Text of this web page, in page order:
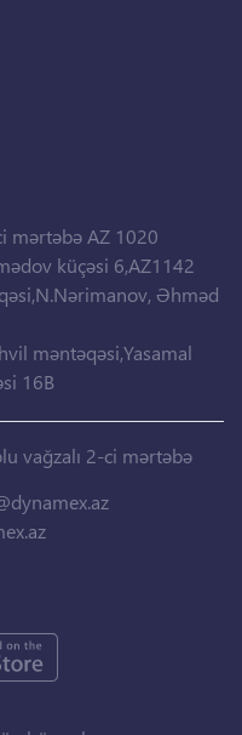
mərtəbə AZ 1020
küçəsi 6,AZ1142
Əhməd
məntəqəsi,Yasamal
16B
vağzalı 2-ci mərtəbə